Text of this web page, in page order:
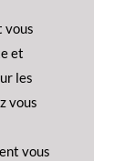
vous
et
les
vous
vous